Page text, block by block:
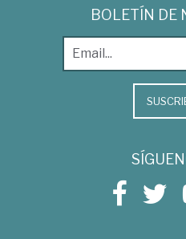
BOLETÍN DE